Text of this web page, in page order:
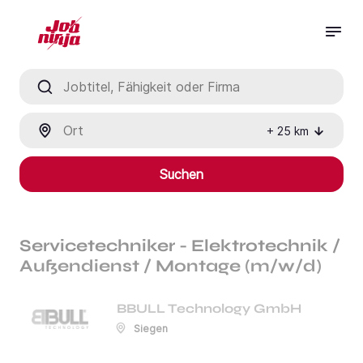
+ 25 km
Suchen
Servicetechniker - Elektrotechnik /
Außendienst / Montage (m/w/d)
BBULL Technology GmbH
Siegen